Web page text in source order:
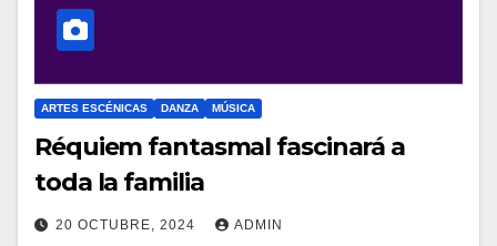
ARTES ESCÉNICAS DANZA MÚSICA
Réquiem fantasmal fascinará a
toda la familia
20 OCTUBRE, 2024 ADMIN